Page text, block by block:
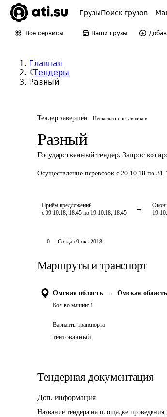
ГрузыПоиск грузов
Все сервисы Ваши грузы
Главная
Тендеры
Разный
Тендер завершён Несколько поставщиков
Разный
Государственный тендер, Запрос
Осуществление перевозок с 20.10.18 по
Приём предложений
с 09.10.18, 18:45 по 19.10.18, 18:45
0 Создан 9 окт 2018
Маршруты и транспорт
Омская область → Омская область
Кол-во машин: 1
Варианты транспорта
тентованный
Тендерная документация
Доп. информация
Название тендера на площадке проведения: